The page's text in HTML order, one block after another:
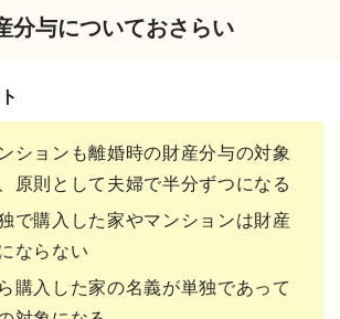
分与についておさらい
ションも離婚時の財産分与の対象
原則として夫婦で半分ずつになる
で購入した家やマンションは財産
ならない
購入した家の名義が単独であって